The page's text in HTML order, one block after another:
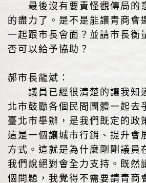
最後沒有要責怪觀傳局的
的盡力了。是不是能讓青商會
一起跟市長會面？並請市長衡
否可以給予協助？
郝市長龍斌：
議員已經很清楚的讓我知
北市鼓勵各個民間團體一起去
臺北市舉辦，是我們既定的政
這是一個讓城市行銷、提升會
方式。這就是為什麼剛剛議員
我們說絕對會全力支持。既然
個問題，我覺得不需要請青商